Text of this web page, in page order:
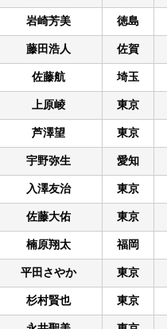
岩崎芳美 徳島
藤田浩人 佐賀
佐藤航 埼玉
上原崚 東京
芦澤望 東京
宇野弥生 愛知
入澤友治 東京
佐藤大佑 東京
楠原翔太 福岡
平田さやか 東京
杉村賢也 東京